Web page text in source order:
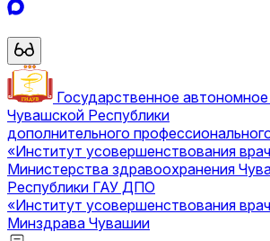
Государственное
Чувашской Республики
дополнительного
«Институт усовершенствования
Министерства здравоохранения
Республики ГАУ ДПО
«Институт усовершенствования
Минздрава Чувашии